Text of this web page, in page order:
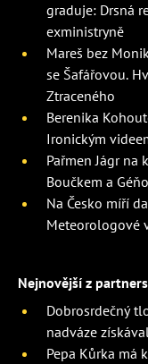
graduje: Drsná
exministryně
Mareš bez
se Šafářovou.
Ztraceného
Berenika
Ironickým
Pařmen Jágr na
Boučkem a
Na Česko míří
Meteorologové
Nejnovější z
Dobrosrdečný
nadváze
Pepa Kůrka má